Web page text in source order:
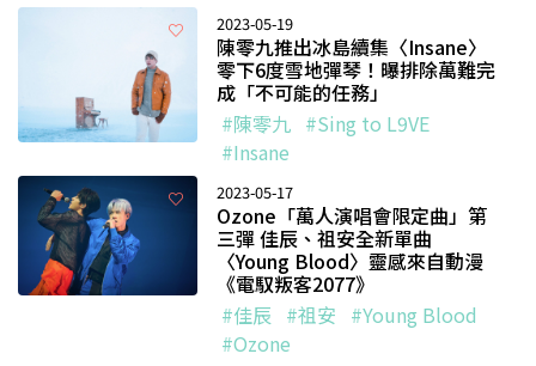
2023-05-19
陳零九推出冰島續集〈Insane〉
零下6度雪地彈琴！曝排除萬難完
成「不可能的任務」
#陳零九 #Sing to L9VE
#Insane
2023-05-17
Ozone「萬人演唱會限定曲」第
三彈 佳辰、祖安全新單曲
〈Young Blood〉靈感來自動漫
《電馭叛客2077》
#佳辰 #祖安 #Young Blood
#Ozone